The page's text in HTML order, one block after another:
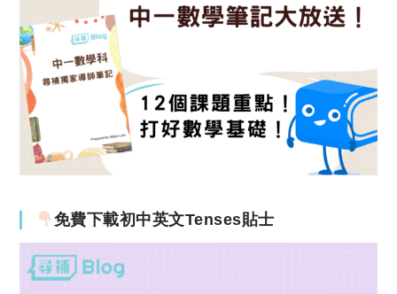
免費下載初中英文Tenses貼士